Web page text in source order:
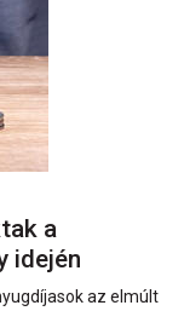
a
idején
az elmúlt